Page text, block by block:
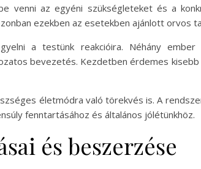
venni az egyéni szükségleteket és a
ezekben az esetekben ajánlott orvos
a testünk reakcióira. Néhány
bevezetés. Kezdetben érdemes
életmódra való törekvés is. A
fenntartásához és általános jólétünkhöz.
és beszerzése